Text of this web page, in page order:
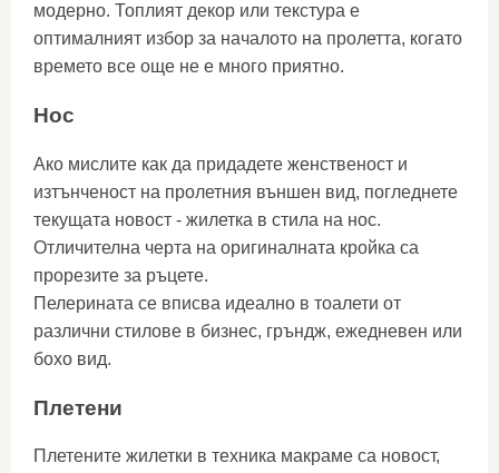
модерно. Топлият декор или текстура е
оптималният избор за началото на пролетта, когато
времето все още не е много приятно.
Нос
Ако мислите как да придадете женственост и
изтънченост на пролетния външен вид, погледнете
текущата новост - жилетка в стила на нос.
Отличителна черта на оригиналната кройка са
прорезите за ръцете.
Пелерината се вписва идеално в тоалети от
различни стилове в бизнес, гръндж, ежедневен или
бохо вид.
Плетени
Плетените жилетки в техника макраме са новост,